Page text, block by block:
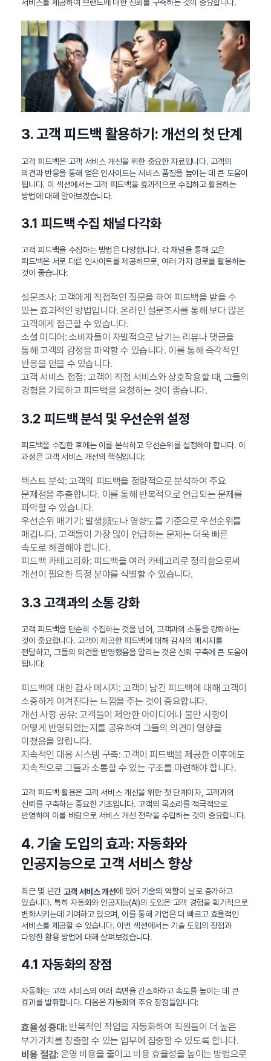
서비스를 제공하여 브랜드에 대한 신뢰를 구축하는 것이 중요합니다.
3. 고객 피드백 활용하기: 개선의 첫 단계
고객 피드백은 고객 서비스 개선을 위한 중요한 자료입니다. 고객의
의견과 반응을 통해 얻은 인사이트는 서비스 품질을 높이는 데 큰 도움이
됩니다. 이 섹션에서는 고객 피드백을 효과적으로 수집하고 활용하는
방법에 대해 알아보겠습니다.
3.1 피드백 수집 채널 다각화
고객 피드백을 수집하는 방법은 다양합니다. 각 채널을 통해 모은
피드백은 서로 다른 인사이트를 제공하므로, 여러 가지 경로를 활용하는
것이 좋습니다:
설문조사: 고객에게 직접적인 질문을 하여 피드백을 받을 수
있는 효과적인 방법입니다. 온라인 설문조사를 통해 보다 많은
고객에게 접근할 수 있습니다.
소셜 미디어: 소비자들이 자발적으로 남기는 리뷰나 댓글을
통해 고객의 감정을 파악할 수 있습니다. 이를 통해 즉각적인
반응을 얻을 수 있습니다.
고객 서비스 접점: 고객이 직접 서비스와 상호작용할 때, 그들의
경험을 기록하고 피드백을 요청하는 것이 좋습니다.
3.2 피드백 분석 및 우선순위 설정
피드백을 수집한 후에는 이를 분석하고 우선순위를 설정해야 합니다. 이
과정은 고객 서비스 개선의 핵심입니다:
텍스트 분석: 고객의 피드백을 정량적으로 분석하여 주요
문제점을 추출합니다. 이를 통해 반복적으로 언급되는 문제를
파악할 수 있습니다.
우선순위 매기기: 발생頻도나 영향도를 기준으로 우선순위를
매깁니다. 고객들이 가장 많이 언급하는 문제는 더욱 빠른
속도로 해결해야 합니다.
피드백 카테고리화: 피드백을 여러 카테고리로 정리함으로써
개선이 필요한 특정 분야를 식별할 수 있습니다.
3.3 고객과의 소통 강화
고객 피드백을 단순히 수집하는 것을 넘어, 고객과의 소통을 강화하는
것이 중요합니다. 고객이 제공한 피드백에 대해 감사의 메시지를
전달하고, 그들의 의견을 반영했음을 알리는 것은 신뢰 구축에 큰 도움이
됩니다:
피드백에 대한 감사 메시지: 고객이 남긴 피드백에 대해 고객이
소중하게 여겨진다는 느낌을 주는 것이 중요합니다.
개선 사항 공유: 고객들이 제안한 아이디어나 불만 사항이
어떻게 반영되었는지를 공유하여 그들의 의견이 영향을
미쳤음을 알립니다.
지속적인 대응 시스템 구축: 고객이 피드백을 제공한 이후에도
지속적으로 그들과 소통할 수 있는 구조를 마련해야 합니다.
고객 피드백 활용은 고객 서비스 개선을 위한 첫 단계이자, 고객과의
신뢰를 구축하는 중요한 기초입니다. 고객의 목소리를 적극적으로
반영하여 이를 바탕으로 서비스 개선 전략을 수립하는 것이 중요합니다.
4. 기술 도입의 효과: 자동화와
인공지능으로 고객 서비스 향상
최근 몇 년간 고객 서비스 개선에 있어 기술의 역할이 날로 증가하고
있습니다. 특히 자동화와 인공지능(AI)의 도입은 고객 경험을 획기적으로
변화시키는데 기여하고 있으며, 이를 통해 기업은 더 빠르고 효율적인
서비스를 제공할 수 있습니다. 이번 섹션에서는 기술 도입의 장점과
다양한 활용 방법에 대해 살펴보겠습니다.
4.1 자동화의 장점
자동화는 고객 서비스의 여러 측면을 간소화하고 속도를 높이는 데 큰
효과를 발휘합니다. 다음은 자동화의 주요 장점들입니다:
효율성 증대:반복적인 작업을 자동화하여 직원들이 더 높은
부가가치를 창출할 수 있는 업무에 집중할 수 있도록 합니다.
비용 절감:운영 비용을 줄이고 비용 효율성을 높이는 방법으로